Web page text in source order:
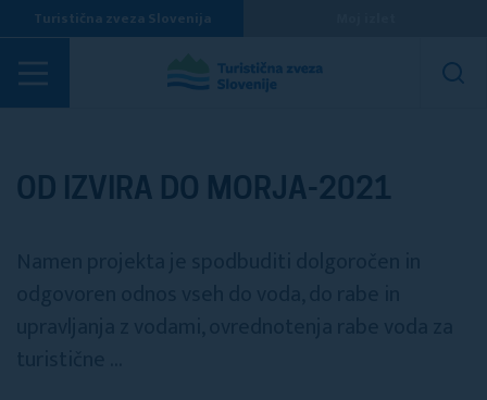
Turistična zveza Slovenija
Projekti
OD IZVIRA DO MORJA-2021